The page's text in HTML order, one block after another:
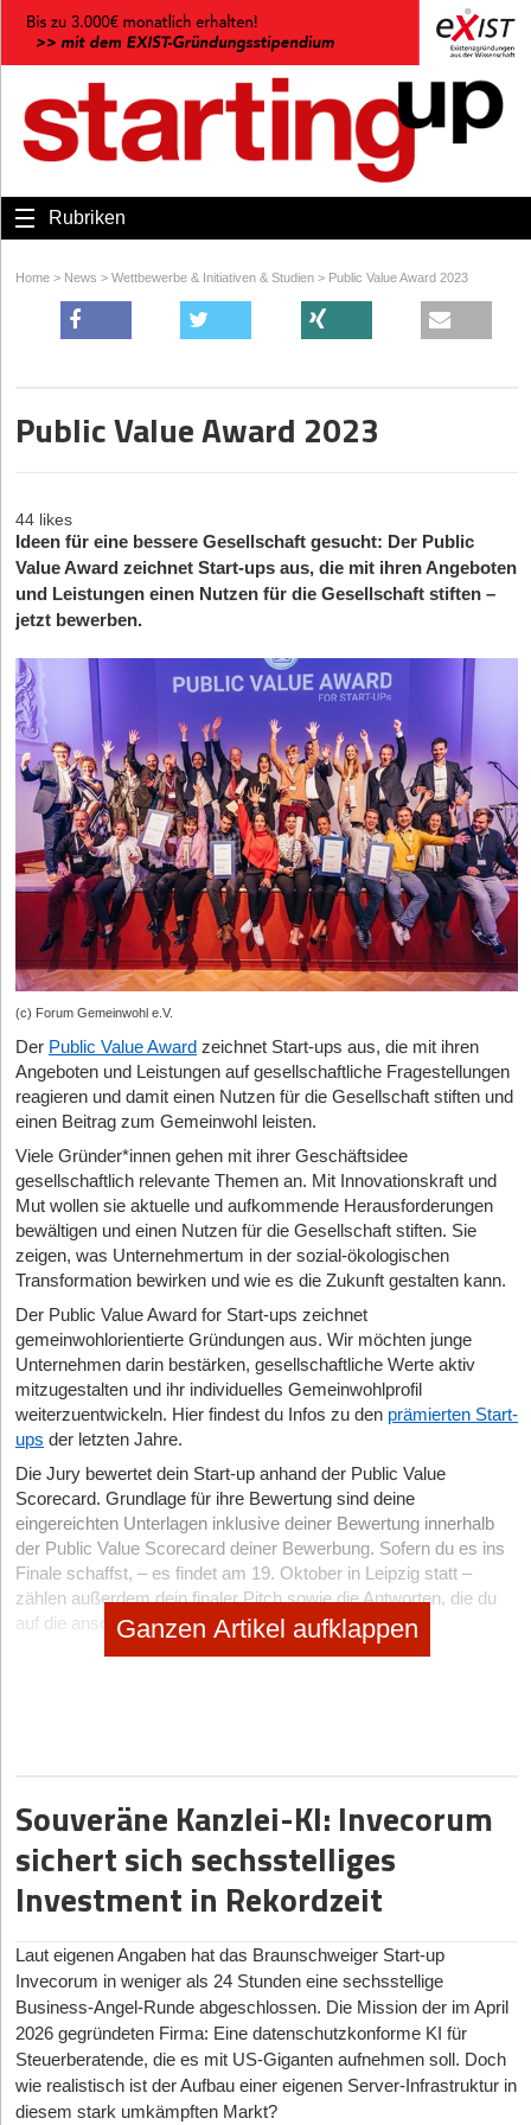
Rubriken
Home > News > Wettbewerbe & Initiativen & Studien > Public Value Award 2023
Public Value Award 2023
44 likes
Ideen für eine bessere Gesellschaft gesucht: Der Public
Value Award zeichnet Start-ups aus, die mit ihren Angeboten
und Leistungen einen Nutzen für die Gesellschaft stiften –
jetzt bewerben.
(c) Forum Gemeinwohl e.V.
Der Public Value Award zeichnet Start-ups aus, die mit ihren
Angeboten und Leistungen auf gesellschaftliche Fragestellungen
reagieren und damit einen Nutzen für die Gesellschaft stiften und
einen Beitrag zum Gemeinwohl leisten.
Viele Gründer*innen gehen mit ihrer Geschäftsidee
gesellschaftlich relevante Themen an. Mit Innovationskraft und
Mut wollen sie aktuelle und aufkommende Herausforderungen
bewältigen und einen Nutzen für die Gesellschaft stiften. Sie
zeigen, was Unternehmertum in der sozial-ökologischen
Transformation bewirken und wie es die Zukunft gestalten kann.
Der Public Value Award for Start-ups zeichnet
gemeinwohlorientierte Gründungen aus. Wir möchten junge
Unternehmen darin bestärken, gesellschaftliche Werte aktiv
mitzugestalten und ihr individuelles Gemeinwohlprofil
weiterzuentwickeln. Hier findest du Infos zu den prämierten Start-
ups der letzten Jahre.
Die Jury bewertet dein Start-up anhand der Public Value
Scorecard. Grundlage für ihre Bewertung sind deine
eingereichten Unterlagen inklusive deiner Bewertung innerhalb
der Public Value Scorecard deiner Bewerbung. Sofern du es ins
Finale schaffst, – es findet am 19. Oktober in Leipzig statt –
zählen außerdem dein finaler Pitch sowie die Antworten, die du
auf die anschließenden Fragen geben kannst.
Hier findest duwichtige FAQ zur Teilnahme am Public Value
Hat Ihnen der Artikel gefallen?
Dann melden Sie sich kostenlos für unserenNewsletter
eintragen
Ganzen Artikel aufklappen
Souveräne Kanzlei-KI: Invecorum
sichert sich sechsstelliges
Investment in Rekordzeit
Laut eigenen Angaben hat das Braunschweiger Start-up
Invecorum in weniger als 24 Stunden eine sechsstellige
Business-Angel-Runde abgeschlossen. Die Mission der im April
2026 gegründeten Firma: Eine datenschutzkonforme KI für
Steuerberatende, die es mit US-Giganten aufnehmen soll. Doch
wie realistisch ist der Aufbau einer eigenen Server-Infrastruktur in
diesem stark umkämpften Markt?